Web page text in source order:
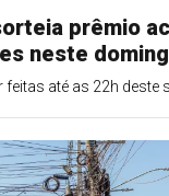
prêmio
neste
até as 22h deste